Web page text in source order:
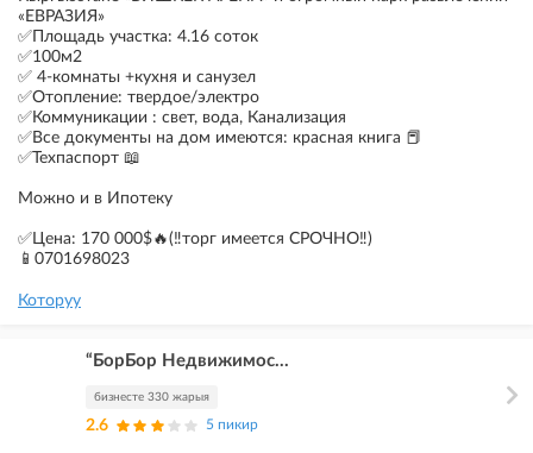
«ЕВРАЗИЯ»
✅Площадь участка: 4.16 соток
✅100м2
✅ 4-комнаты +кухня и санузел
✅Отопление: твердое/электро
✅Коммуникации : свет, вода, Канализация
✅Все документы на дом имеются: красная книга 📕
✅Техпаспорт 📖
Можно и в Ипотеку
✅Цена: 170 000$🔥(‼️торг имеется СРОЧНО‼️)
📱0701698023
Которуу
“БорБор Недвижимос...
бизнесте 330 жарыя
2.6 5 пикир